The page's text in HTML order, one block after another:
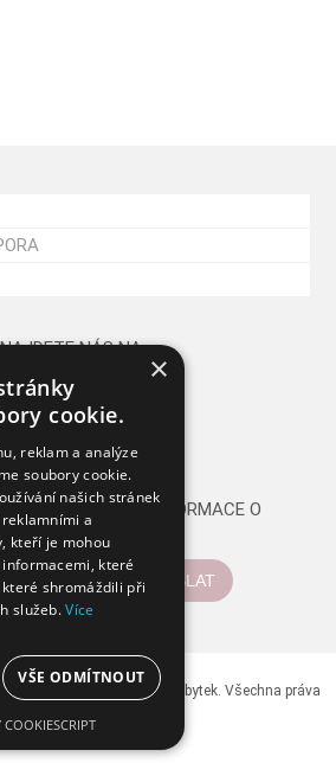
NAJDETE NÁS NA
DOSTÁVAT INFORMACE O
A AKCÍCH?
ODESLAT
z masivu, dřevěný nábytek. Všechna práva
×
cookie.
reklam a analýze
soubory cookie.
našich stránek
a
kteří je mohou
které
shromáždili při
služeb.Více
VŠE ODMÍTNOUT
COOKIESCRIPT